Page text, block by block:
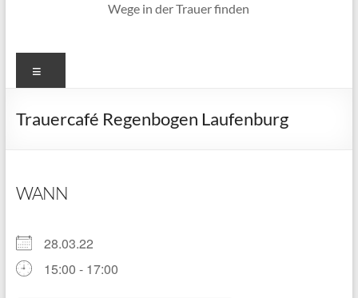
Wege in der Trauer finden
Trauercafé Regenbogen Laufenburg
WANN
28.03.22
15:00 - 17:00